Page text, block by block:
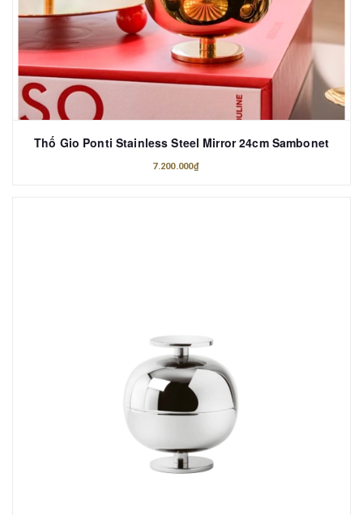
Thố Gio Ponti Stainless Steel Mirror 24cm Sambonet
7.200.000₫